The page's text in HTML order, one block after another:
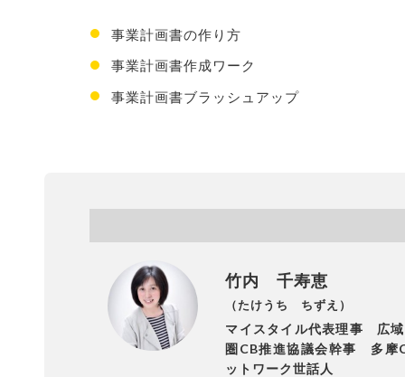
事業計画書の作り方
事業計画書作成ワーク
事業計画書ブラッシュアップ
竹内 千寿恵
（たけうち ちずえ）
マイスタイル代表理事 広
圏CB推進協議会幹事 多摩
ットワーク世話人